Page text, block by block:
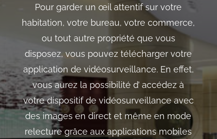
Pour garder un œil attentif sur votre
habitation, votre bureau, votre commerce,
ou tout autre propriété que vous
disposez, vous pouvez télécharger votre
application de vidéosurveillance. En effet,
vous aurez la possibilité d’ accédez à
votre dispositif de vidéosurveillance avec
des images en direct et même en mode
relecture grâce aux applications mobiles